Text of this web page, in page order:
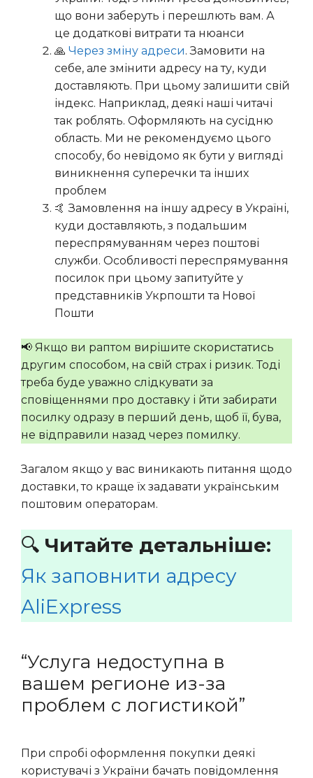
що вони заберуть і перешлють вам. А
це додаткові витрати та нюанси
🙏 Через зміну адреси. Замовити на
себе, але змінити адресу на ту, куди
доставляють. При цьому залишити свій
індекс. Наприклад, деякі наші читачі
так роблять. Оформляють на сусідню
область. Ми не рекомендуємо цього
способу, бо невідомо як бути у вигляді
виникнення суперечки та інших
проблем
🤙 Замовлення на іншу адресу в Україні,
куди доставляють, з подальшим
переспрямуванням через поштові
служби. Особливості переспрямування
посилок при цьому запитуйте у
представників Укрпошти та Нової
Пошти
📢 Якщо ви раптом вирішите скористатись
другим способом, на свій страх і ризик. Тоді
треба буде уважно слідкувати за
сповіщеннями про доставку і йти забирати
посилку одразу в перший день, щоб її, бува,
не відправили назад через помилку.
Загалом якщо у вас виникають питання щодо
доставки, то краще їх задавати українським
поштовим операторам.
🔍 Читайте детальніше:
Як заповнити адресу
AliExpress
“Услуга недоступна в
вашем регионе из-за
проблем с логистикой”
При спробі оформлення покупки деякі
користувачі з України бачать повідомлення